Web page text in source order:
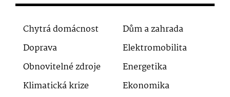
Chytrá domácnost
Dům a zahrada
Doprava
Elektromobilita
Obnovitelné zdroje
Energetika
Klimatická krize
Ekonomika